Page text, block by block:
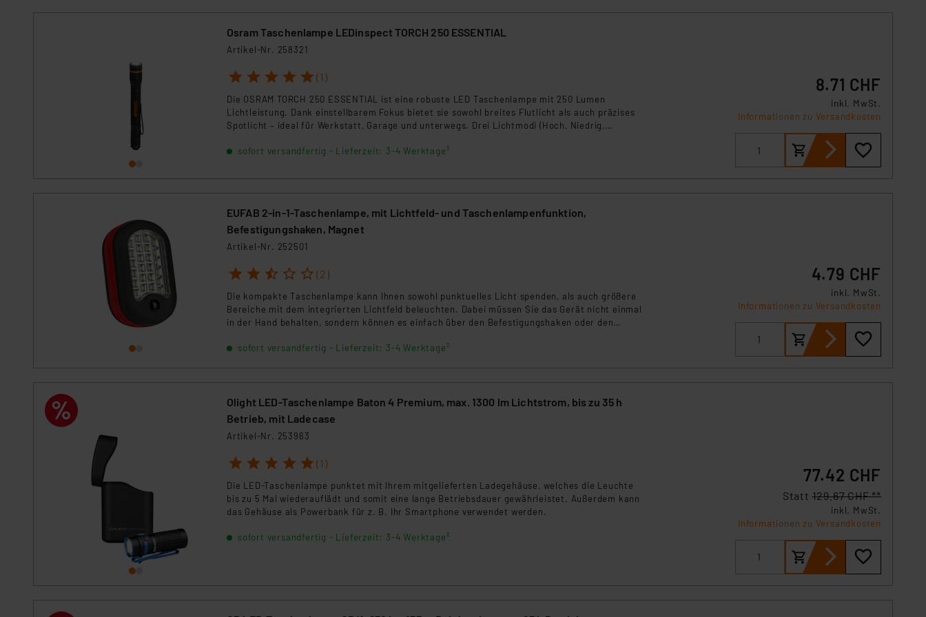
Daten in Überwachungsprogrammen verarbeiten, ohne dass hiergegen Klagemöglichkeiten für Europäer bestehen.
Unsere Kooperation mit diesen Dienstleistern stützt sich auf die Standarddatenschutzklauseln der Europäischen
Kommission sowie einer eigenen Beurteilung der mit der Datenübermittlung, insbesondere der Art der übermittelten
Impressum| Datenschutzerklärung
Osram Taschenlampe LEDinspect TORCH 250 ESSENTIAL
Artikel-Nr. 258321
1 2 3 4 5 (1)
Die OSRAM TORCH 250 ESSENTIAL ist eine robuste LED Taschenlampe mit 250 Lumen
Lichtleistung. Dank einstellbarem Fokus bietet sie sowohl breites Flutlicht als auch präzises
Spotlicht – ideal für Werkstatt, Garage und unterwegs. Drei Lichtmodi (Hoch, Niedrig,
vor Staub und Spritzwasser. Mit Taschenclip und bis zu sechs Stunden Laufzeit ist sie ein
sofort versandfertig - Lieferzeit: 3-4 Werktage²
8.71 CHF
inkl. MwSt.
Informationen zu Versandkosten
EUFAB 2-in-1-Taschenlampe, mit Lichtfeld- und Taschenlampenfunktion,
Befestigungshaken, Magnet
Artikel-Nr. 252501
1 2 3 4 5 (2)
Die kompakte Taschenlampe kann Ihnen sowohl punktuelles Licht spenden, als auch größere
Bereiche mit dem integrierten Lichtfeld beleuchten. Dabei müssen Sie das Gerät nicht einmal
in der Hand behalten, sondern können es einfach über den Befestigungshaken oder den
sofort versandfertig - Lieferzeit: 3-4 Werktage²
4.79 CHF
inkl. MwSt.
Informationen zu Versandkosten
Olight LED-Taschenlampe Baton 4 Premium, max. 1300 lm Lichtstrom, bis zu 35 h
Betrieb, mit Ladecase
Artikel-Nr. 253963
1 2 3 4 5 (1)
Die LED-Taschenlampe punktet mit Ihrem mitgelieferten Ladegehäuse, welches die Leuchte
bis zu 5 Mal wiederauflädt und somit eine lange Betriebsdauer gewährleistet. Außerdem kann
das Gehäuse als Powerbank für z. B. Ihr Smartphone verwendet werden.
sofort versandfertig - Lieferzeit: 3-4 Werktage²
77.42 CHF
Statt129.67 CHF **
inkl. MwSt.
Informationen zu Versandkosten